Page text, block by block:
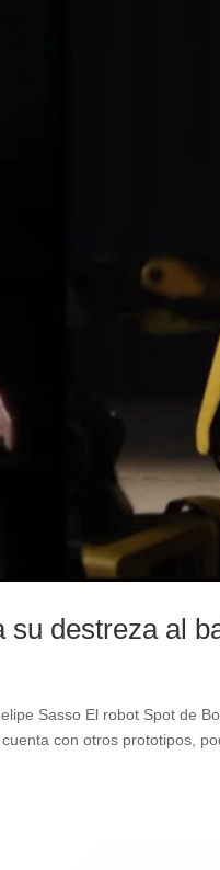
su destreza al
Sasso El robot Spot de
con otros prototipos,